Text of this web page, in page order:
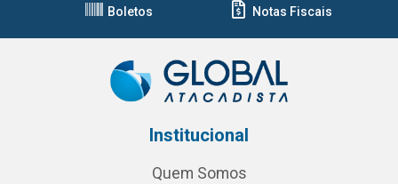
Boletos Notas Fiscais
Institucional
Quem Somos